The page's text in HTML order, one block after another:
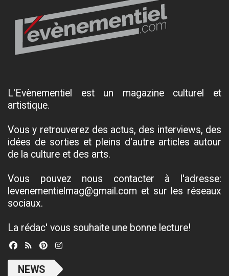
L'Evènementiel est un magazine culturel et
artistique.
Vous y retrouverez des actus, des interviews, des
idées de sorties et pleins d'autre articles autour
de la culture et des arts.
Vous pouvez nous contacter à l'adresse:
levenementielmag@gmail.com et sur les réseaux
sociaux.
La rédac' vous souhaite une bonne lecture!
NEWS